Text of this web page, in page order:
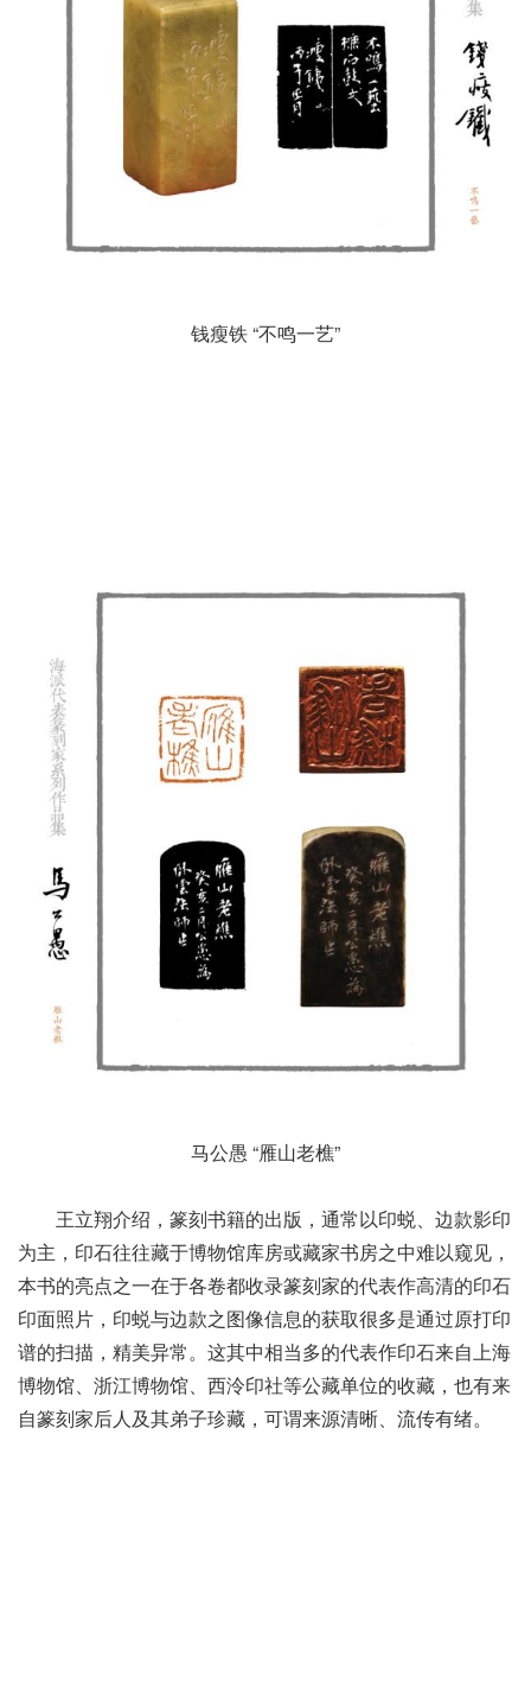
钱瘦铁 “不鸣一艺”
马公愚 “雁山老樵”
王立翔介绍，篆刻书籍的出版，通常以印蜕、边款影印
为主，印石往往藏于博物馆库房或藏家书房之中难以窥见，
本书的亮点之一在于各卷都收录篆刻家的代表作高清的印石
印面照片，印蜕与边款之图像信息的获取很多是通过原打印
谱的扫描，精美异常。这其中相当多的代表作印石来自上海
博物馆、浙江博物馆、西泠印社等公藏单位的收藏，也有来
自篆刻家后人及其弟子珍藏，可谓来源清晰、流传有绪。